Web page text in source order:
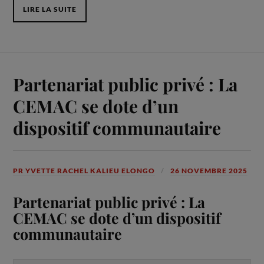
LIRE LA SUITE
Partenariat public privé : La
CEMAC se dote d’un
dispositif communautaire
PR YVETTE RACHEL KALIEU ELONGO 26 NOVEMBRE 2025
Partenariat public privé : La
CEMAC se dote d’un dispositif
communautaire